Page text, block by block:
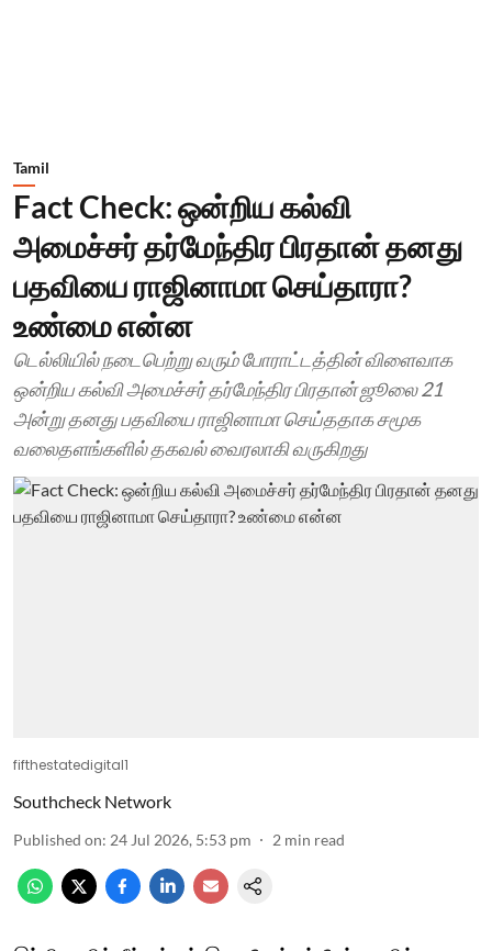
Tamil
Fact Check: ஒன்றிய கல்வி
அமைச்சர் தர்மேந்திர பிரதான் தனது
பதவியை ராஜினாமா செய்தாரா?
உண்மை என்ன
டெல்லியில் நடைபெற்று வரும் போராட்டத்தின் விளைவாக
ஒன்றிய கல்வி அமைச்சர் தர்மேந்திர பிரதான் ஜூலை 21
அன்று தனது பதவியை ராஜினாமா செய்ததாக சமூக
வலைதளங்களில் தகவல் வைரலாகி வருகிறது
fifthestatedigital1
Southcheck Network
Published on: 24 Jul 2026, 5:53 pm 2 min read